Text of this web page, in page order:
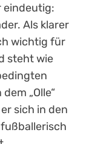
eindeutig:
Als klarer
wichtig für
steht wie
„Olle“
sich in den